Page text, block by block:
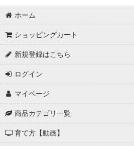
ホーム
ショッピングカート
新規登録はこちら
ログイン
マイページ
商品カテゴリ一覧
育て方【動画】